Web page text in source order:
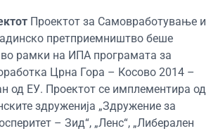
Проектот за Самовработување и
претприемништво беше
рамки на ИПА програмата за
Црна Гора – Косово 2014 –
од ЕУ. Проектот се имплементира од
здруженија „Здружение за
– Зид“, „Ленс“, „Либерален